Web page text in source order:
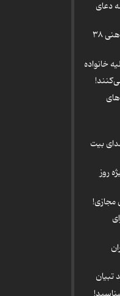
دعای
چطور خودمان را از نظر ذهنی ۳۸
بیت
روز
مجازی!
تبیان